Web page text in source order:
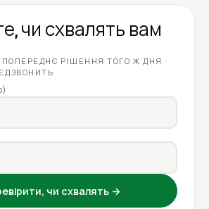
чи схвалять вам
РІШЕННЯ ТОГО Ж ДНЯ ·
чи схвалять →